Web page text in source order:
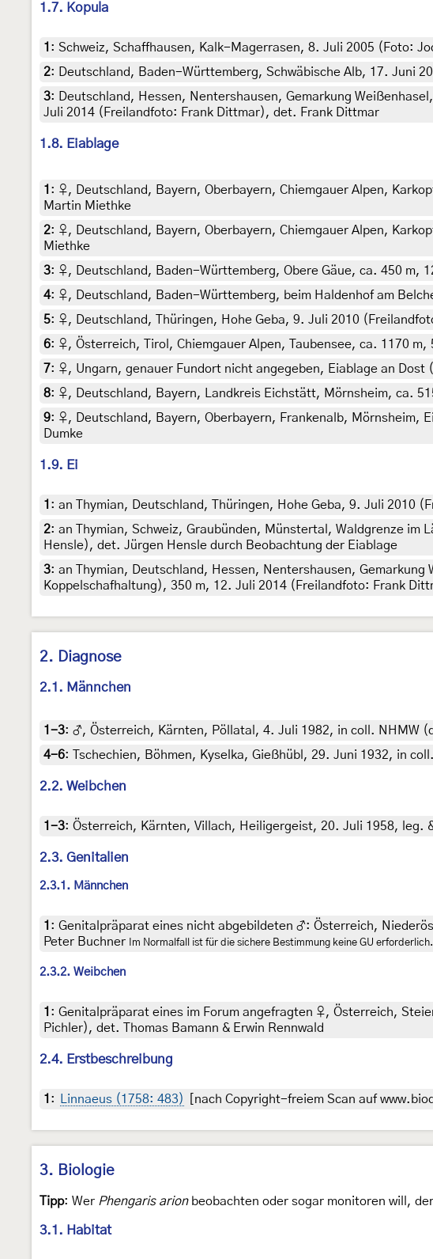
1.7. Kopula
1 : Schweiz, Schaffhausen, Kalk-Magerrasen, 8. Juli 2005 (Foto:
2: Deutschland, Baden-Württemberg, Schwäbische Alb, 17. Juni
3: Deutschland, Hessen, Nentershausen, Gemarkung
Juli 2014 (Freilandfoto: Frank Dittmar), det. Frank Dittmar
1.8. Eiablage
1 : ♀, Deutschland, Bayern, Oberbayern, Chiemgauer Alpen,
Martin Miethke
2: ♀, Deutschland, Bayern, Oberbayern, Chiemgauer Alpen,
Miethke
3: ♀, Deutschland, Baden-Württemberg, Obere Gäue, ca. 450 m,
4: ♀, Deutschland, Baden-Württemberg, beim Haldenhof am
5: ♀, Deutschland, Thüringen, Hohe Geba, 9. Juli 2010
6: ♀, Österreich, Tirol, Chiemgauer Alpen, Taubensee, ca. 1170
7: ♀, Ungarn, genauer Fundort nicht angegeben, Eiablage an Dost (
8: ♀, Deutschland, Bayern, Landkreis Eichstätt, Mörnsheim, ca.
9: ♀, Deutschland, Bayern, Oberbayern, Frankenalb, Mörnsheim,
Dumke
1.9. Ei
1 : an Thymian, Deutschland, Thüringen, Hohe Geba, 9. Juli 2010
2: an Thymian, Schweiz, Graubünden, Münstertal, Waldgrenze
Hensle), det. Jürgen Hensle durch Beobachtung der Eiablage
3: an Thymian, Deutschland, Hessen, Nentershausen,
Koppelschafhaltung), 350 m, 12. Juli 2014 (Freilandfoto: Frank
2. Diagnose
2.1. Männchen
1-3: ♂, Österreich, Kärnten, Pöllatal, 4. Juli 1982, in coll. NHMW
4-6: Tschechien, Böhmen, Kyselka, Gießhübl, 29. Juni 1932, in
2.2. Weibchen
1-3: Österreich, Kärnten, Villach, Heiligergeist, 20. Juli 1958, leg.
2.3. Genitalien
2.3.1. Männchen
1 : Genitalpräparat eines nicht abgebildeten ♂: Österreich,
Peter Buchner
Im Normalfall ist für die sichere Bestimmung keine GU
2.3.2. Weibchen
1 : Genitalpräparat eines im Forum angefragten ♀, Österreich,
Pichler), det. Thomas Bamann & Erwin Rennwald
2.4. Erstbeschreibung
1 : Linnaeus (1758: 483) [nach Copyright-freiem Scan auf
3. Biologie
Tipp: Wer Phengaris arionbeobachten oder sogar monitoren will,
3.1. Habitat